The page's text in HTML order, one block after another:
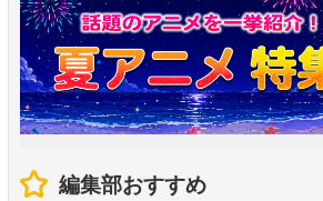
編集部おすすめ